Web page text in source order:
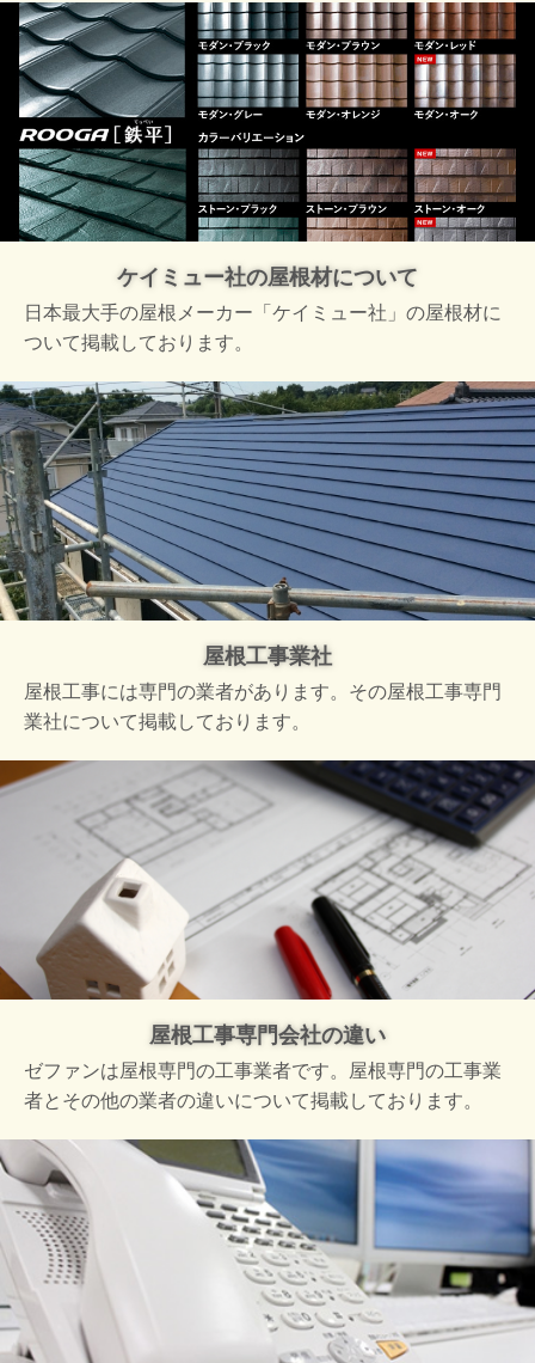
ケイミュー社の屋根材について
日本最大手の屋根メーカー「ケイミュー社」の屋根材に
ついて掲載しております。
屋根工事業社
屋根工事には専門の業者があります。その屋根工事専門
業社について掲載しております。
屋根工事専門会社の違い
ゼファンは屋根専門の工事業者です。屋根専門の工事業
者とその他の業者の違いについて掲載しております。